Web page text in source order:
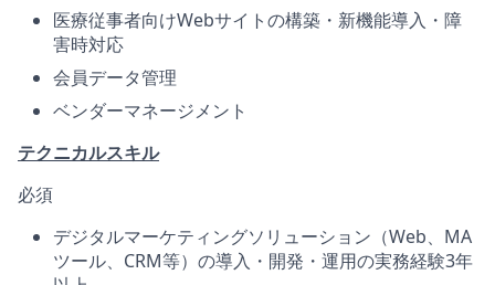
医療従事者向けWebサイトの構築・新機能導入・障
害時対応
会員データ管理
ベンダーマネージメント
テクニカルスキル
必須
デジタルマーケティングソリューション（Web、MA
ツール、CRM等）の導入・開発・運用の実務経験3年